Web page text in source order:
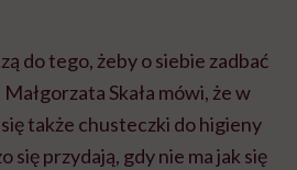
do tego, żeby o siebie zadbać
Skała mówi, że w
także chusteczki do higieny
się przydają, gdy nie ma jak się